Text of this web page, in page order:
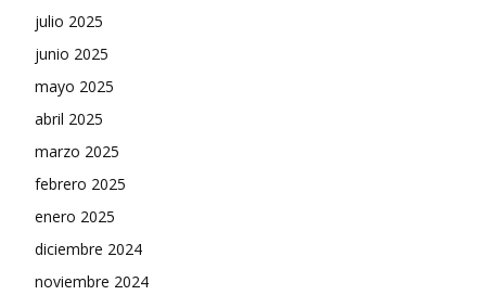
julio 2025
junio 2025
mayo 2025
abril 2025
marzo 2025
febrero 2025
enero 2025
diciembre 2024
noviembre 2024